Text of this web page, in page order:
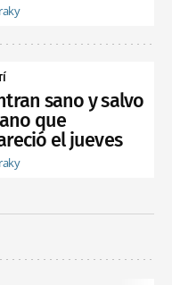
sano y salvo
que
el jueves